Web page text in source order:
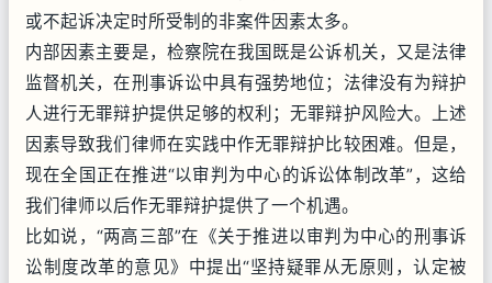
或不起诉决定时所受制的非案件因素太多。
内部因素主要是，检察院在我国既是公诉机关，又是法律
监督机关，在刑事诉讼中具有强势地位；法律没有为辩护
人进行无罪辩护提供足够的权利；无罪辩护风险大。上述
因素导致我们律师在实践中作无罪辩护比较困难。但是，
现在全国正在推进“以审判为中心的诉讼体制改革”，这给
我们律师以后作无罪辩护提供了一个机遇。
比如说，“两高三部”在《关于推进以审判为中心的刑事诉
讼制度改革的意见》中提出“坚持疑罪从无原则，认定被